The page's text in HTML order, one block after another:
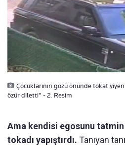
Çocuklarının gözü önünde tokat
özür diletti" - 2. Resim
Ama kendisi egosunu
tokadı yapıştırdı. Tanıyan